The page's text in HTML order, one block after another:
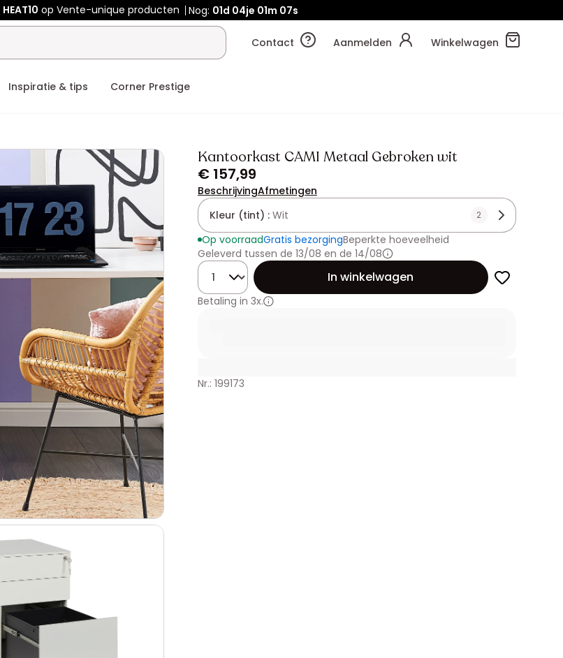
HEAT10 op Vente-unique producten Nog: 01d 04je 01m 05s
Contact Aanmelden Winkelwagen
Inspiratie & tips Corner Prestige
Kantoorkast CAMI Metaal Gebroken wit
€ 157,99
BeschrijvingAfmetingen
Kleur (tint) : Wit 2
Op voorraadGratis bezorgingBeperkte hoeveelheid
Geleverd tussen de 13/08 en de 14/08
Hoeveelheid
In winkelwagen
Betaling in 3x.
Nr.: 199173